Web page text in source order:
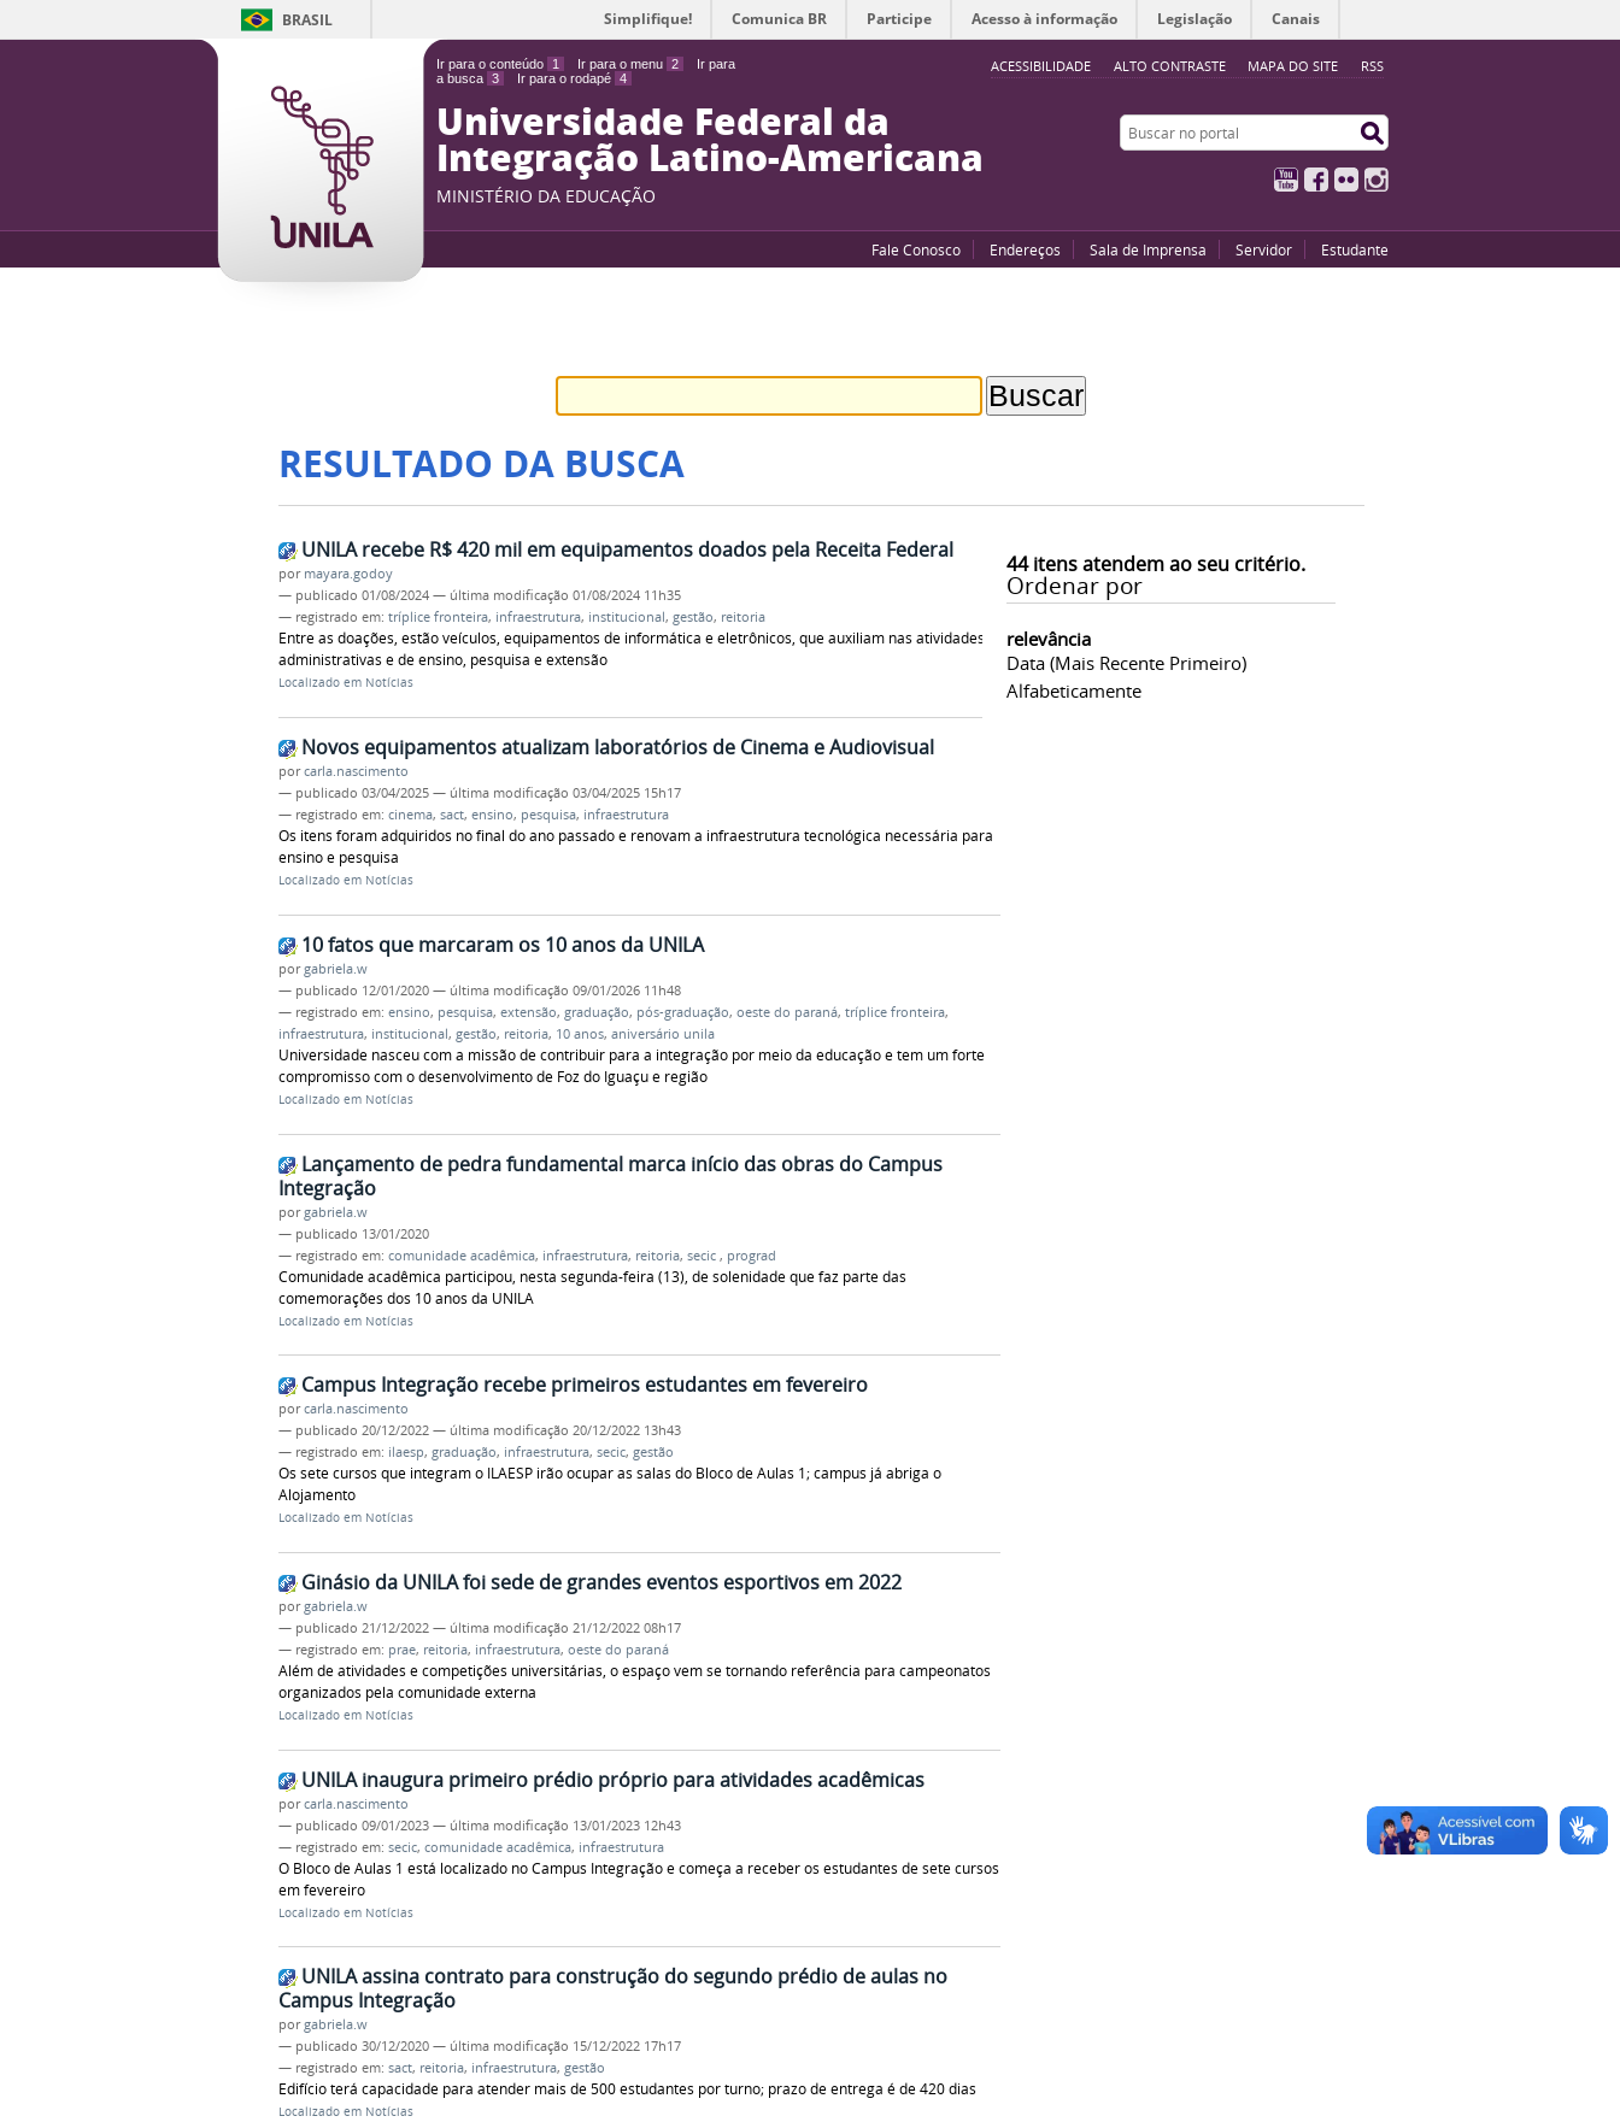
Ir para o conteúdo 1 Ir para o menu 2
Ir para
a busca 3 Ir para o rodapé 4
ACESSIBILIDADE ALTO CONTRASTE MAPA DO SITE RSS
BRASIL Simplifique! Comunica BR Participe Acesso à informação Legislação Canais
Universidade Federal da
Integração Latino-Americana
MINISTÉRIO DA EDUCAÇÃO
Buscar no portal
YouTubeFacebook
Flickr
Fale Conosco Endereços Sala de Imprensa Servidor Estudante
RESULTADO DA BUSCA
44itens atendem ao seu critério.
Ordenar por
relevância
Data (mais Recente Primeiro)
Alfabeticamente
UNILA recebe R$ 420 mil em equipamentos doados pela Receita Federal
por mayara.godoy
— publicado 01/08/2024 — última modificação 01/08/2024 11h35
— registrado em: tríplice fronteira, infraestrutura, institucional, gestão, reitoria
Entre as doações, estão veículos, equipamentos de informática e eletrônicos, que auxiliam nas atividades
administrativas e de ensino, pesquisa e extensão
Localizado em Notícias
Novos equipamentos atualizam laboratórios de Cinema e Audiovisual
porcarla.nascimento
— publicado 03/04/2025 — última modificação 03/04/2025 15h17
— registrado em: cinema, sact, ensino, pesquisa, infraestrutura
Os itens foram adquiridos no final do ano passado e renovam a infraestrutura tecnológica necessária para
ensino e pesquisa
Localizado em Notícias
10 fatos que marcaram os 10 anos da UNILA
porgabriela.w
— publicado 12/01/2020 — última modificação 09/01/2026 11h48
— registrado em: ensino, pesquisa, extensão, graduação, pós-graduação, oeste do paraná, tríplice fronteira,
infraestrutura, institucional, gestão, reitoria, 10 anos, aniversário unila
Universidade nasceu com a missão de contribuir para a integração por meio da educação e tem um forte
compromisso com o desenvolvimento de Foz do Iguaçu e região
Localizado em Notícias
Lançamento de pedra fundamental marca início das obras do Campus
Integração
porgabriela.w
— publicado 13/01/2020
— registrado em: comunidade acadêmica, infraestrutura, reitoria, secic , prograd
Comunidade acadêmica participou, nesta segunda-feira (13), de solenidade que faz parte das
comemorações dos 10 anos da UNILA
Localizado em Notícias
Campus Integração recebe primeiros estudantes em fevereiro
porcarla.nascimento
— publicado 20/12/2022 — última modificação 20/12/2022 13h43
— registrado em: ilaesp, graduação, infraestrutura, secic, gestão
Os sete cursos que integram o ILAESP irão ocupar as salas do Bloco de Aulas 1; campus já abriga o
Alojamento
Localizado em Notícias
Ginásio da UNILA foi sede de grandes eventos esportivos em 2022
porgabriela.w
— publicado 21/12/2022 — última modificação 21/12/2022 08h17
— registrado em: prae, reitoria, infraestrutura, oeste do paraná
Além de atividades e competições universitárias, o espaço vem se tornando referência para campeonatos
organizados pela comunidade externa
Localizado em Notícias
UNILA inaugura primeiro prédio próprio para atividades acadêmicas
porcarla.nascimento
— publicado 09/01/2023 — última modificação 13/01/2023 12h43
— registrado em: secic, comunidade acadêmica, infraestrutura
O Bloco de Aulas 1 está localizado no Campus Integração e começa a receber os estudantes de sete cursos
em fevereiro
Localizado em Notícias
UNILA assina contrato para construção do segundo prédio de aulas no
Campus Integração
porgabriela.w
— publicado 30/12/2020 — última modificação 15/12/2022 17h17
— registrado em: sact, reitoria, infraestrutura, gestão
Edifício terá capacidade para atender mais de 500 estudantes por turno; prazo de entrega é de 420 dias
Localizado em Notícias